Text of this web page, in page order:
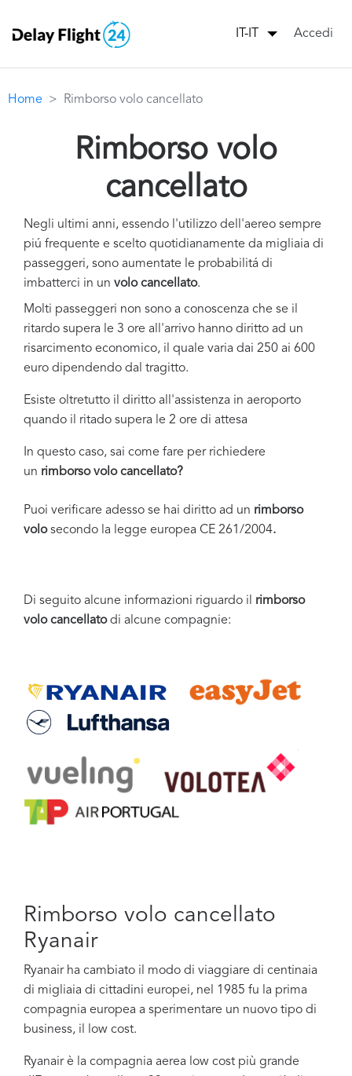
IT-IT Accedi
Home Rimborso volo cancellato
Rimborso volo
cancellato
Negli ultimi anni, essendo l'utilizzo dell'aereo sempre
piú frequente e scelto quotidianamente da migliaia di
passeggeri, sono aumentate le probabilitá di
imbatterci in un volo cancellato.
Molti passeggeri non sono a conoscenza che se il
ritardo supera le 3 ore all'arrivo hanno diritto ad un
risarcimento economico, il quale varia dai 250 ai 600
euro dipendendo dal tragitto.
Esiste oltretutto il diritto all'assistenza in aeroporto
quando il ritado supera le 2 ore di attesa
In questo caso, sai come fare per richiedere
un rimborso volo cancellato?
Puoi verificare adesso se hai diritto ad un rimborso
volosecondo la legge europea CE 261/2004.
Di seguito alcune informazioni riguardo il rimborso
volo cancellatodi alcune compagnie:
Rimborso volo cancellato
Ryanair
Ryanair ha cambiato il modo di viaggiare di centinaia
di migliaia di cittadini europei, nel 1985 fu la prima
compagnia europea a sperimentare un nuovo tipo di
business, il low cost.
Ryanair è la compagnia aerea low cost più grande